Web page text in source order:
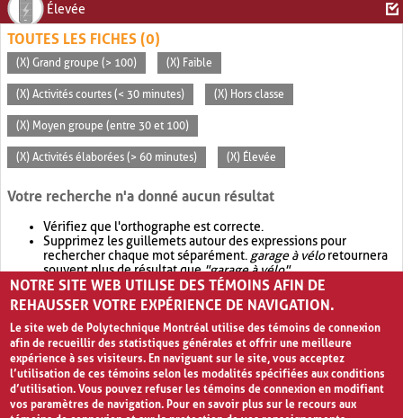
Élevée
TOUTES LES FICHES (0)
(X) Grand groupe (> 100) (X) Faible
(X) Activités courtes (< 30 minutes) (X) Hors classe
(X) Moyen groupe (entre 30 et 100)
(X) Activités élaborées (> 60 minutes) (X) Élevée
Votre recherche n'a donné aucun résultat
Vérifiez que l'orthographe est correcte.
Supprimez les guillemets autour des expressions pour
rechercher chaque mot séparément. garage à véloretournera
souvent plus de résultat que"garage à vélo".
Envisagez d'élargir votre recherche avec OR.garage OR vélo
retournera souvent plus de résultat quegarage à vélo
NOTRE SITE WEB UTILISE DES TÉMOINS AFIN DE
REHAUSSER VOTRE EXPÉRIENCE DE NAVIGATION.
Le site web de Polytechnique Montréal utilise des témoins de connexion
afin de recueillir des statistiques générales et offrir une meilleure
expérience à ses visiteurs. En naviguant sur le site, vous acceptez
l’utilisation de ces témoins selon les modalités spécifiées aux conditions
d’utilisation. Vous pouvez refuser les témoins de connexion en modifiant
vos paramètres de navigation. Pour en savoir plus sur le recours aux